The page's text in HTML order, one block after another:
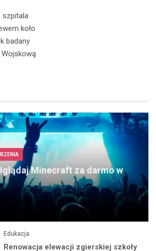
szpitala
koło
badany
Minecraft za darmo w
Edukacja
Renowacja elewacji zgierskiej szkoły